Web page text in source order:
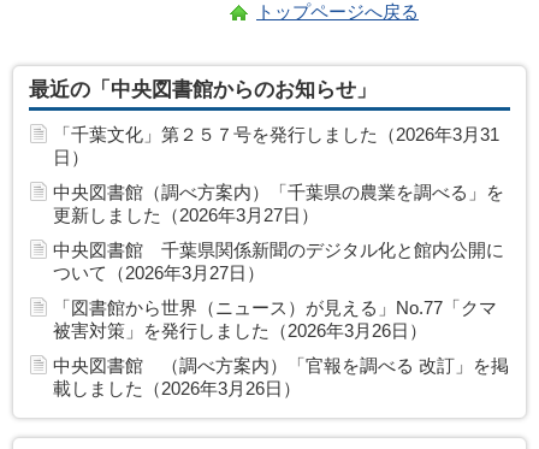
トップページへ戻る
最近の「中央図書館からのお知らせ」
「千葉文化」第２５７号を発行しました（2026年3月31
日）
中央図書館（調べ方案内）「千葉県の農業を調べる」を
更新しました（2026年3月27日）
中央図書館 千葉県関係新聞のデジタル化と館内公開に
ついて（2026年3月27日）
「図書館から世界（ニュース）が見える」No.77「クマ
被害対策」を発行しました（2026年3月26日）
中央図書館 （調べ方案内）「官報を調べる 改訂」を掲
載しました（2026年3月26日）